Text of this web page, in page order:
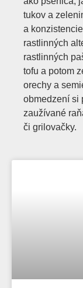
tukov a
a
rastlinných
rastlinných
tofu a potom
orechy a
obmedzení si
zaužívané
či grilovačky.